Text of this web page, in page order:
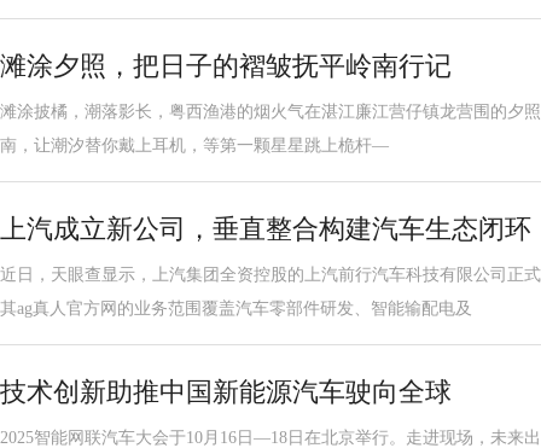
滩涂夕照，把日子的褶皱抚平岭南行记
滩涂披橘，潮落影长，粤西渔港的烟火气在湛江廉江营仔镇龙营围的
南，让潮汐替你戴上耳机，等第一颗星星跳上桅杆—
上汽成立新公司，垂直整合构建汽车生态闭环
近日，天眼查显示，上汽集团全资控股的上汽前行汽车科技有限公司正
其ag真人官方网的业务范围覆盖汽车零部件研发、智能输配电及
技术创新助推中国新能源汽车驶向全球
2025智能网联汽车大会于10月16日—18日在北京举行。走进现场，未来